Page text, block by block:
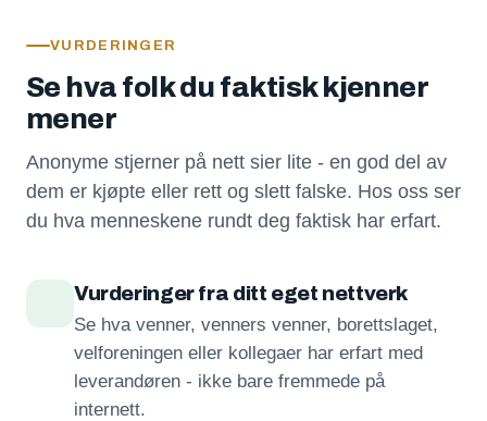
VURDERINGER
Se hva folk du faktisk kjenner
mener
Anonyme stjerner på nett sier lite - en god del av
dem er kjøpte eller rett og slett falske. Hos oss ser
du hva menneskene rundt deg faktisk har erfart.
Vurderinger fra ditt eget nettverk
Se hva venner, venners venner, borettslaget,
velforeningen eller kollegaer har erfart med
leverandøren - ikke bare fremmede på
internett.